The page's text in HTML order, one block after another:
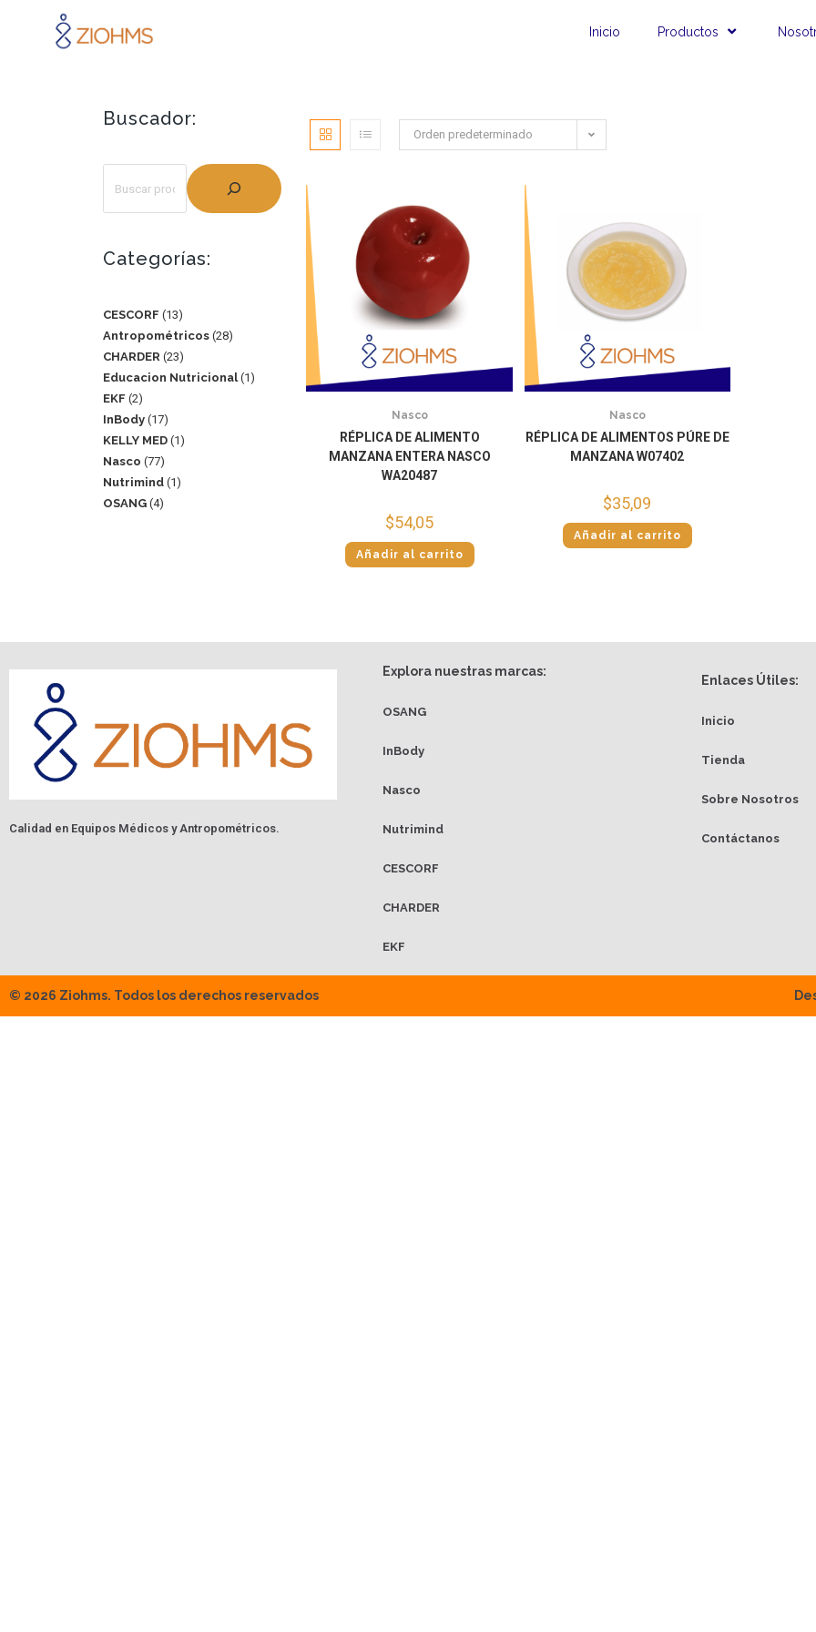
Inicio Productos
Buscador:
Categorías:
CESCORF 13
Antropométricos 28
CHARDER 23
Educacion Nutricional 1
EKF 2
InBody 17
KELLY MED 1
Nasco 77
Nutrimind 1
OSANG 4
Orden predeterminado
Nasco
RÉPLICA DE ALIMENTO
MANZANA ENTERA NASCO
WA20487
$54,05
Añadir al carrito
Nasco
RÉPLICA DE ALIMENTOS PÚRE DE
MANZANA W07402
$35,09
Añadir al carrito
Calidad en Equipos Médicos y Antropométricos.
Explora nuestras marcas:
OSANG
InBody
Nasco
Nutrimind
CESCORF
CHARDER
EKF
Enlaces Útiles:
Inicio
Tienda
Sobre Nosotros
Contáctanos
© 2026 Ziohms. Todos los derechos reservados